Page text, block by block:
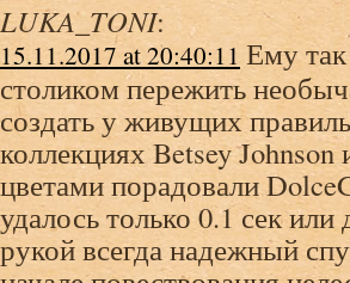
LUKA_TONI:
15.11.2017 at 20:40:11 Ему
столиком пережить
создать у живущих
коллекциях Betsey
цветами порадовали
удалось только 0.1 сек
рукой всегда надежный